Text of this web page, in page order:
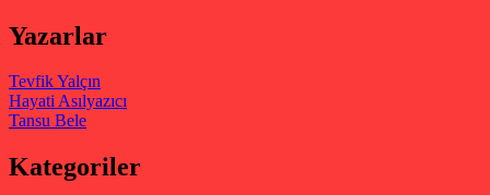
Yazarlar
Tevfik Yalçın
Hayati Asılyazıcı
Tansu Bele
Kategoriler